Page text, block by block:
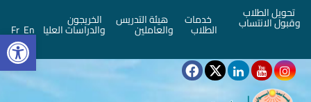
تحويل الطلاب
وقبول الانتساب خدمات
الطلاب
هيئة التدريس
والعاملين
الخريجون
والدراسات العليا En
Fr